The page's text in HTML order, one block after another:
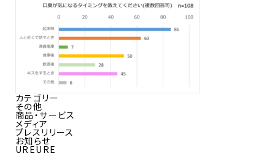
カテゴリー
その他
商品・サービス
メディア
プレスリリース
お知らせ
UREURE